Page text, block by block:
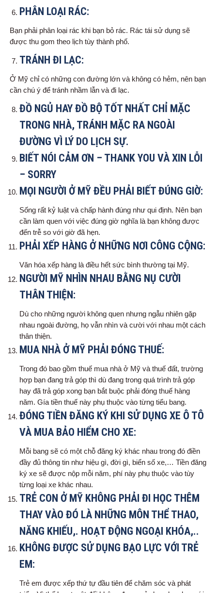
PHÂN LOẠI RÁC:
Bạn phải phân loại rác khi bạn bỏ rác. Rác tái sử dụng sẽ
được thu gom theo lịch tùy thành phố.
TRÁNH ĐI LẠC:
Ở Mỹ chỉ có những con đường lớn và không có hẻm, nên bạn
cần chú ý để tránh nhầm lẫn và đi lạc.
ĐỒ NGỦ HAY ĐỒ BỘ TỐT NHẤT CHỈ MẶC
TRONG NHÀ, TRÁNH MẶC RA NGOÀI
ĐƯỜNG VÌ LÝ DO LỊCH SỰ.
BIẾT NÓI CẢM ƠN – THANK YOU VÀ XIN LỖI
– SORRY
MỌI NGƯỜI Ở MỸ ĐỀU PHẢI BIẾT ĐÚNG GIỜ:
Sống rất kỷ luật và chấp hành đúng như qui định. Nên bạn
cần làm quen với việc đúng giờ nghĩa là bạn không được
đến trễ so với giờ đã hẹn.
PHẢI XẾP HÀNG Ở NHỮNG NƠI CÔNG CỘNG:
Văn hóa xếp hàng là điều hết sức bình thường tại Mỹ.
NGƯỜI MỸ NHÌN NHAU BẰNG NỤ CƯỜI
THÂN THIỆN:
Dù cho những người không quen nhưng ngẫu nhiên gặp
nhau ngoài đường, họ vẫn nhìn và cười với nhau một cách
thân thiện.
MUA NHÀ Ở MỸ PHẢI ĐÓNG THUẾ:
Trong đó bao gồm thuế mua nhà ở Mỹ và thuế đất, trường
hợp bạn đang trả góp thì dù đang trong quá trình trả góp
hay đã trả góp xong bạn bắt buộc phải đóng thuế hàng
năm. Gía tiền thuế này phụ thuộc vào từng tiểu bang.
ĐÓNG TIỀN ĐĂNG KÝ KHI SỬ DỤNG XE Ô TÔ
VÀ MUA BẢO HIỂM CHO XE:
Mỗi bang sẽ có một chỗ đăng ký khác nhau trong đó điền
đầy đủ thông tin như hiệu gì, đời gì, biển số xe,… Tiền đăng
ký xe sẽ được nộp mỗi năm, phí này phụ thuộc vào tùy
từng loại xe khác nhau.
TRẺ CON Ở MỸ KHÔNG PHẢI ĐI HỌC THÊM
THAY VÀO ĐÓ LÀ NHỮNG MÔN THỂ THAO,
NĂNG KHIẾU,. HOẠT ĐỘNG NGOẠI KHÓA,..
KHÔNG ĐƯỢC SỬ DỤNG BẠO LỰC VỚI TRẺ
EM:
Trẻ em được xếp thứ tự đầu tiên để chăm sóc và phát